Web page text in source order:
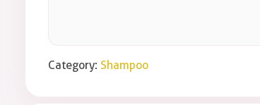
Category: Shampoo